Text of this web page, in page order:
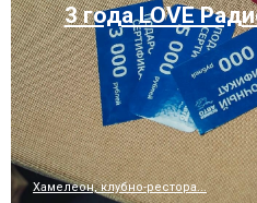
3 года LOVE
Хамелеон, клубно-рестора...